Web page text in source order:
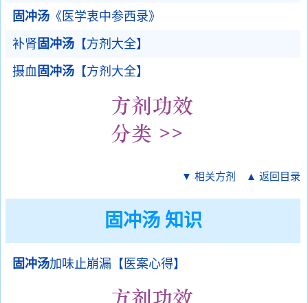
固冲汤 《医学衷中参西录》
补肾 固冲汤 【方剂大全】
摄血固冲汤 【方剂大全】
▼ 相关方剂 ▲ 返回目录
固冲汤 知识
固冲汤加味止崩漏【医案心得】